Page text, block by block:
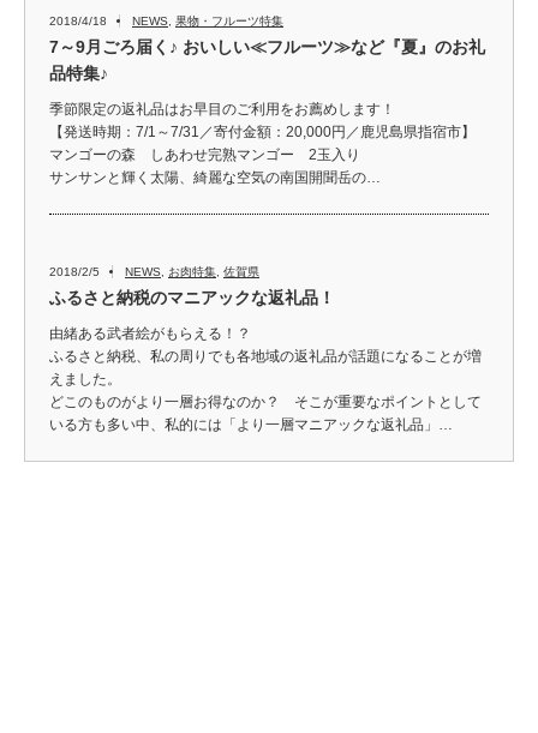
2018/4/18 NEWS 果物・フルーツ特集
7～9月ごろ届く♪ おいしい≪フルーツ≫など『夏』のお礼
品特集♪
季節限定の返礼品はお早目のご利用をお薦めします！
【発送時期：7/1～7/31／寄付金額：20,000円／鹿児島県指宿市】
マンゴーの森 しあわせ完熟マンゴー 2玉入り
サンサンと輝く太陽、綺麗な空気の南国開聞岳の…
2018/2/5 NEWS お肉特集 佐賀県
ふるさと納税のマニアックな返礼品！
由緒ある武者絵がもらえる！？
ふるさと納税、私の周りでも各地域の返礼品が話題になることが増
えました。
どこのものがより一層お得なのか？ そこが重要なポイントとして
いる方も多い中、私的には「より一層マニアックな返礼品」…